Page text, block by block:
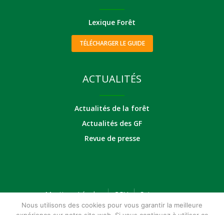
Lexique Forêt
TÉLÉCHARGER LE GUIDE
ACTUALITÉS
Actualités de la forêt
Actualités des GF
Revue de presse
Mentions Légales CGU Suivez-nous
Nous utilisons des cookies pour vous garantir la meilleure